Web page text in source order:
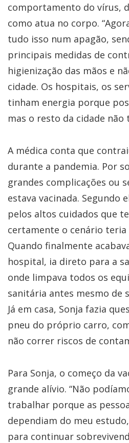
comportamento do vírus,
como atua no corpo.
tudo isso num apagão,
principais medidas de
higienização das mãos e
cidade. Os hospitais, os
tinham energia porque
mas o resto da cidade não
​A médica conta que
durante a pandemia. Por
grandes complicações ou
estava vacinada. Segundo
pelos altos cuidados que
certamente o cenário
Quando finalmente
hospital, ia direto para a
onde limpava todos os
sanitária antes mesmo de
Já em casa, Sonja fazia
pneu do próprio carro,
não correr riscos de
Para Sonja, o começo da
grande alívio. “Não
trabalhar porque as
dependiam do meu
para continuar